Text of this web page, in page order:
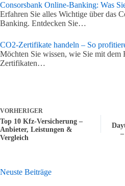
Consorsbank Online-Banking: Was
Erfahren Sie alles Wichtige über das
Banking. Entdecken Sie…
CO2-Zertifikate handeln – So
Möchten Sie wissen, wie Sie mit dem
Zertifikaten…
VORHERIGER
Top 10 Kfz-Versicherung –
Anbieter, Leistungen &
Vergleich
Neuste Beiträge